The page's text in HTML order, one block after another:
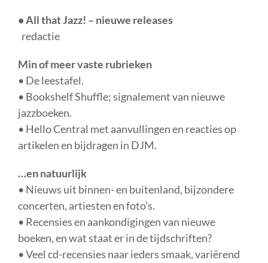
• All that Jazz! – nieuwe releases
redactie
Min of meer vaste rubrieken
• De leestafel.
• Bookshelf Shuffle; signalement van nieuwe
jazzboeken.
• Hello Central met aanvullingen en reacties op
artikelen en bijdragen in DJM.
…en natuurlijk
• Nieuws uit binnen- en buitenland, bijzondere
concerten, artiesten en foto’s.
• Recensies en aankondigingen van nieuwe
boeken, en wat staat er in de tijdschriften?
• Veel cd-recensies naar ieders smaak, variërend